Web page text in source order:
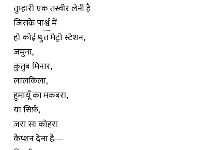
तुम्हारी एक तस्वीर लेनी है
जिसकेपार्श्वमें
हो कोई धुत्त मेट्रो स्टेशन,
जमुना,
क़ुतुब मिनार,
लालकिला,
हुमायूँ का मक़बरा,
या सिर्फ़,
ज़रा सा कोहरा
कैप्शन देना है―